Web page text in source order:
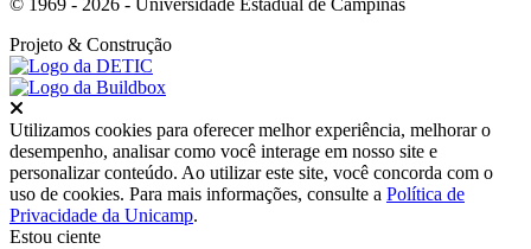
© 1969 - 2026 - Universidade Estadual de Campinas
Projeto & Construção
Utilizamos cookies para oferecer melhor experiência, melhorar o
desempenho, analisar como você interage em nosso site e
personalizar conteúdo. Ao utilizar este site, você concorda com o
uso de cookies. Para mais informações, consulte a Política de
Privacidade da Unicamp.
Estou ciente